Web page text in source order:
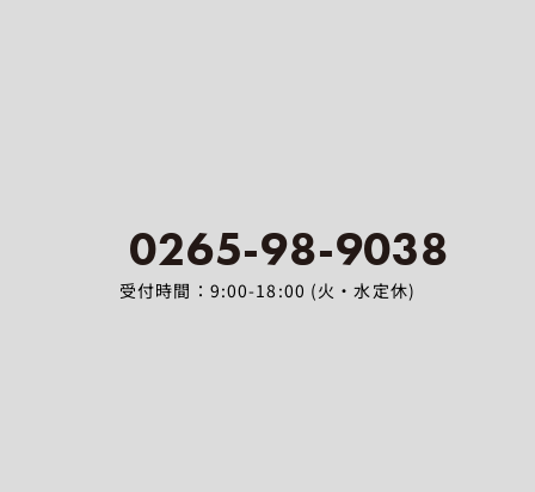
0265-98-9038
受付時間：9:00-18:00 (火・水定休)